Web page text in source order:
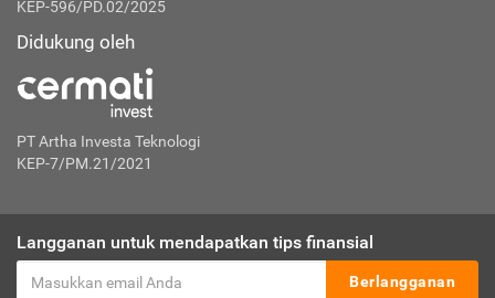
KEP-596/PD.02/2025
Didukung oleh
PT Artha Investa Teknologi
KEP-7/PM.21/2021
Langganan untuk mendapatkan tips finansial
Berlangganan